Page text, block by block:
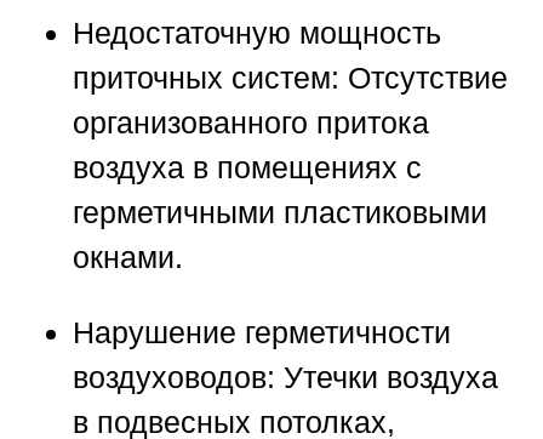
Недостаточную мощность
приточных систем: Отсутствие
организованного притока
воздуха в помещениях с
герметичными пластиковыми
окнами.
Нарушение герметичности
воздуховодов: Утечки воздуха
в подвесных потолках,